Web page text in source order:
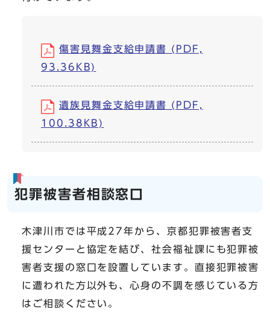
傷害見舞金支給申請書 (PDF,
93.36KB)
遺族見舞金支給申請書 (PDF,
100.38KB)
犯罪被害者相談窓口
木津川市では平成27年から、京都犯罪被害者支
援センターと協定を結び、社会福祉課にも犯罪被
害者支援の窓口を設置しています。直接犯罪被害
に遭われた方以外も、心身の不調を感じている方
はご相談ください。